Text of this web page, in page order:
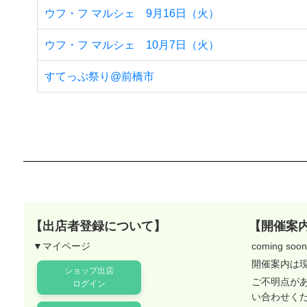
ウフ・フ マルシェ 9月16日（火）
ウフ・フ マルシェ 10月7日（火）
すてっぷ祭り@前橋市
【出店者登録について】
▼マイページ
ショップ出店
ログイン
【開催案
coming
開催案内は
ご不明点が
い合わせく